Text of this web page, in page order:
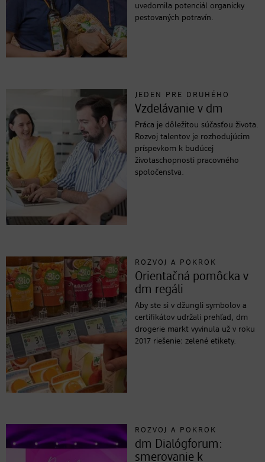
uvedomila potenciál organicky
pestovaných potravín.
JEDEN PRE DRUHÉHO
Vzdelávanie v dm
Práca je dôležitou súčasťou života.
Rozvoj talentov je rozhodujúcim
príspevkom k budúcej
životaschopnosti pracovného
spoločenstva.
ROZVOJ A POKROK
Orientačná pomôcka v
dm regáli
Aby ste si v džungli symbolov a
certifikátov udržali prehľad, dm
drogerie markt vyvinula už v roku
2017 riešenie: zelené etikety.
ROZVOJ A POKROK
dm Dialógforum:
smerovanie k